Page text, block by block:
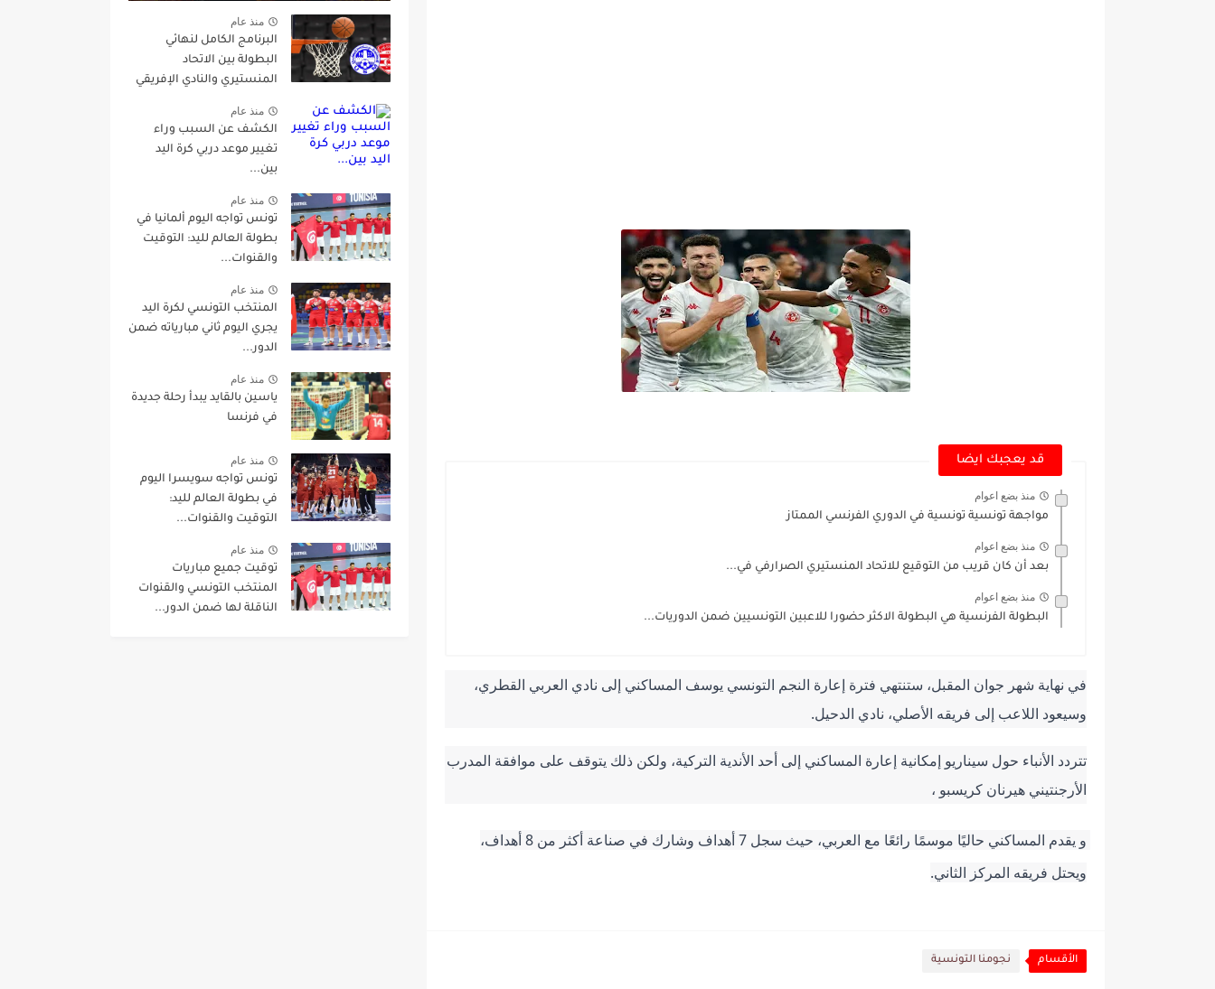
قد يعجبك ايضا
منذ بضع اعوام
مواجهة تونسية تونسية في الدوري الفرنسي الممتاز
منذ بضع اعوام
بعد أن كان قريب من التوقيع للاتحاد المنستيري الصرارفي في...
منذ بضع اعوام
البطولة الفرنسية هي البطولة الاكثر حضورا للاعبين التونسيين ضمن الدوريات...
وسيعود اللاعب إلى فريقه الأصلي، نادي الدحيل.
الأرجنتيني هيرنان كريسبو ،
ويحتل فريقه المركز الثاني.
الأقسام نجومنا التونسية
منذ عام
البرنامج الكامل لنهائي
البطولة بين الاتحاد
المنستيري والنادي الإفريقي
منذ عام
الكشف عن السبب وراء
تغيير موعد دربي كرة اليد
بين...
منذ عام
تونس تواجه اليوم ألمانيا في
بطولة العالم لليد: التوقيت
والقنوات...
منذ عام
المنتخب التونسي لكرة اليد
يجري اليوم ثاني مبارياته ضمن
الدور...
منذ عام
ياسين بالقايد يبدأ رحلة جديدة
في فرنسا
منذ عام
تونس تواجه سويسرا اليوم
في بطولة العالم لليد:
التوقيت والقنوات...
منذ عام
توقيت جميع مباريات
المنتخب التونسي والقنوات
الناقلة لها ضمن الدور...